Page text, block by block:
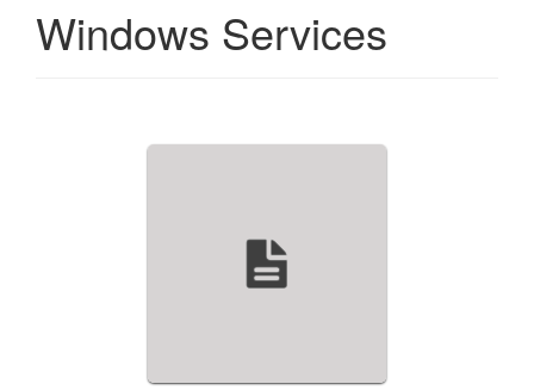
Windows Services